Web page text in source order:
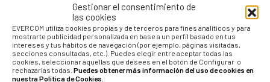
Gestionar el consentimiento de
las cookies
EVERCOM utiliza cookies propias y de terceros para fines analíticos y para
mostrarte publicidad personalizada en base a un perfil basado en tus
intereses y tus hábitos de navegación (por ejemplo, páginas visitadas,
secciones consultadas, etc.). Puedes elegir entre aceptar todas las
cookies, seleccionar aquellas que desees en el botón de Configurar o
rechazarlas todas. Puedes obtener más información del uso de cookies en
nuestra Política de Cookies.
COMPÁRTELO